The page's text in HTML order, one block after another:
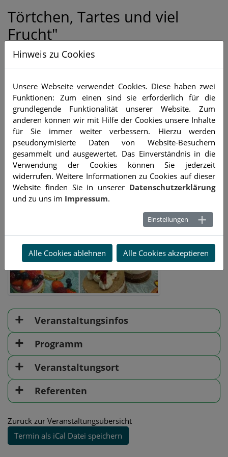
Törtchen, Tartes und viel
Frucht"
Entdecken Sie die Kunst, unvergessliche Momente zu
und Inspirationen kleine Kunstwerke herstellen und
Ihre Kunden begeistern können.
Dienstag, 15.10.2024 von 08.00 - ca. 16.00 Uhr
Unsere Expertin Sarah Gierig führt Sie durch die Welt der
Törtchen und Tarts!
Veranstaltungsinfos
Programm
Veranstaltungsort
Referenten
Zurück zur Veranstaltungsübersicht
Termin als iCal Datei speichern
Hinweis zu Cookies
Unsere Webseite verwendet Cookies. Diese haben zwei
Funktionen: Zum einen sind sie erforderlich für die
grundlegende Funktionalität unserer Website. Zum
anderen können wir mit Hilfe der Cookies unsere Inhalte
für Sie immer weiter verbessern. Hierzu werden
pseudonymisierte Daten von Website-Besuchern
gesammelt und ausgewertet. Das Einverständnis in die
Verwendung der Cookies können Sie jederzeit
widerrufen. Weitere Informationen zu Cookies auf dieser
Website finden Sie in unserer Datenschutzerklärung
und zu uns im Impressum.
Einstellungen
Alle Cookies ablehnen Alle Cookies akzeptieren